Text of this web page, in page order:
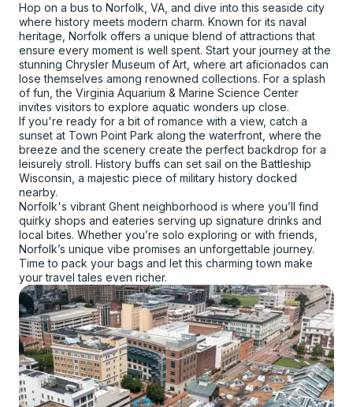
Hop on a bus to Norfolk, VA, and dive into this seaside city
where history meets modern charm. Known for its naval
heritage, Norfolk offers a unique blend of attractions that
ensure every moment is well spent. Start your journey at the
stunning Chrysler Museum of Art, where art aficionados can
lose themselves among renowned collections. For a splash
of fun, the Virginia Aquarium & Marine Science Center
invites visitors to explore aquatic wonders up close.
If you're ready for a bit of romance with a view, catch a
sunset at Town Point Park along the waterfront, where the
breeze and the scenery create the perfect backdrop for a
leisurely stroll. History buffs can set sail on the Battleship
Wisconsin, a majestic piece of military history docked
nearby.
Norfolk's vibrant Ghent neighborhood is where you’ll find
quirky shops and eateries serving up signature drinks and
local bites. Whether you’re solo exploring or with friends,
Norfolk’s unique vibe promises an unforgettable journey.
Time to pack your bags and let this charming town make
your travel tales even richer.